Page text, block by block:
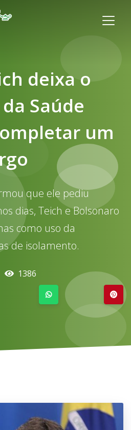
deixa o
Saúde
um
que ele pediu
dias, Teich e Bolsonaro
como uso da
de isolamento.
1386